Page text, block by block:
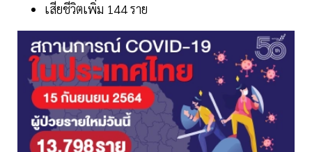
เสียชีวิตเพิ่ม 144 ราย